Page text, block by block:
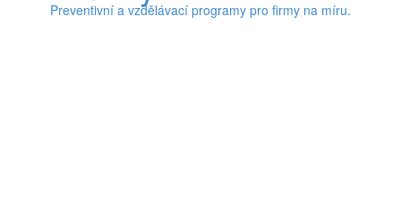
Preventivní a vzdělávací programy pro firmy na míru.